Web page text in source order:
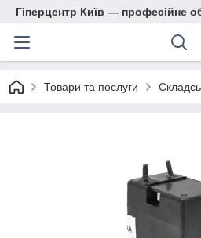
Гіперцентр Київ — професійне
Товари та послуги